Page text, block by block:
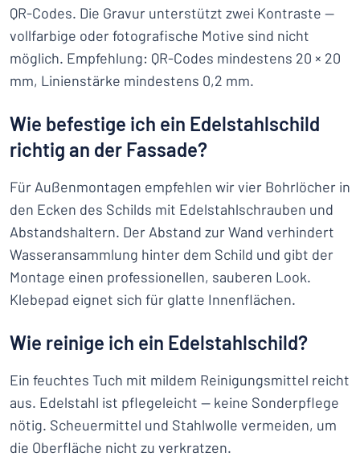
QR-Codes. Die Gravur unterstützt zwei Kontraste —
vollfarbige oder fotografische Motive sind nicht
möglich. Empfehlung: QR-Codes mindestens 20 × 20
mm, Linienstärke mindestens 0,2 mm.
Wie befestige ich ein Edelstahlschild
richtig an der Fassade?
Für Außenmontagen empfehlen wir vier Bohrlöcher in
den Ecken des Schilds mit Edelstahlschrauben und
Abstandshaltern. Der Abstand zur Wand verhindert
Wasseransammlung hinter dem Schild und gibt der
Montage einen professionellen, sauberen Look.
Klebepad eignet sich für glatte Innenflächen.
Wie reinige ich ein Edelstahlschild?
Ein feuchtes Tuch mit mildem Reinigungsmittel reicht
aus. Edelstahl ist pflegeleicht — keine Sonderpflege
nötig. Scheuermittel und Stahlwolle vermeiden, um
die Oberfläche nicht zu verkratzen.